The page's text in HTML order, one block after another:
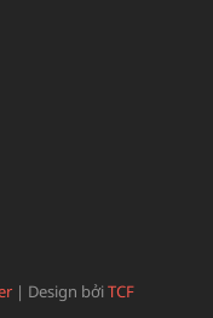
| Design bởiTCF